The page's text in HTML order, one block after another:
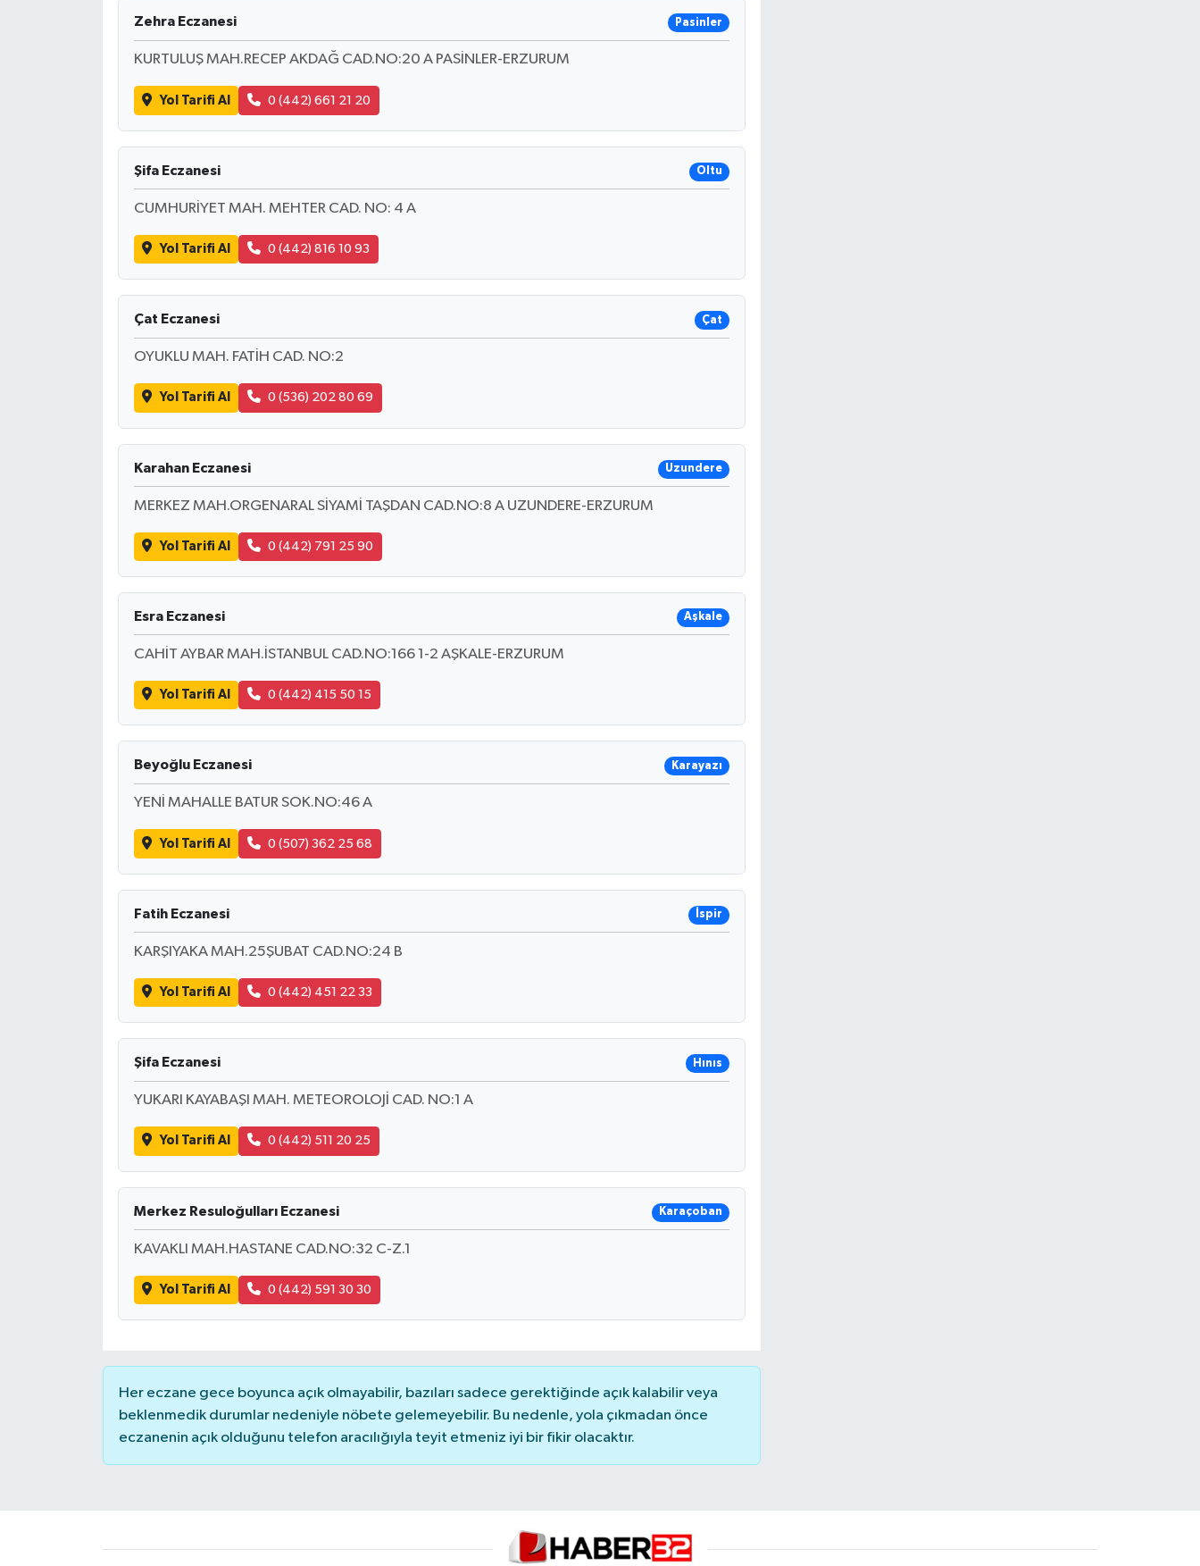
Zehra Eczanesi Pasinler
KURTULUŞ MAH.RECEP AKDAĞ CAD.NO:20 A PASİNLER-ERZURUM
Yol Tarifi Al 0 (442) 661 21 20
Şifa Eczanesi Oltu
CUMHURİYET MAH. MEHTER CAD. NO: 4 A
Yol Tarifi Al 0 (442) 816 10 93
Çat Eczanesi Çat
OYUKLU MAH. FATİH CAD. NO:2
Yol Tarifi Al 0 (536) 202 80 69
Karahan Eczanesi Uzundere
MERKEZ MAH.ORGENARAL SİYAMİ TAŞDAN CAD.NO:8 A UZUNDERE-ERZURUM
Yol Tarifi Al 0 (442) 791 25 90
Esra Eczanesi Aşkale
CAHİT AYBAR MAH.İSTANBUL CAD.NO:166 1-2 AŞKALE-ERZURUM
Yol Tarifi Al 0 (442) 415 50 15
Beyoğlu Eczanesi Karayazı
YENİ MAHALLE BATUR SOK.NO:46 A
Yol Tarifi Al 0 (507) 362 25 68
Fatih Eczanesi İspir
KARŞIYAKA MAH.25ŞUBAT CAD.NO:24 B
Yol Tarifi Al 0 (442) 451 22 33
Şifa Eczanesi Hınıs
YUKARI KAYABAŞI MAH. METEOROLOJİ CAD. NO:1 A
Yol Tarifi Al 0 (442) 511 20 25
Merkez Resuloğulları Eczanesi Karaçoban
KAVAKLI MAH.HASTANE CAD.NO:32 C-Z.1
Yol Tarifi Al 0 (442) 591 30 30
Her eczane gece boyunca açık olmayabilir, bazıları sadece gerektiğinde açık kalabilir veya
beklenmedik durumlar nedeniyle nöbete gelemeyebilir. Bu nedenle, yola çıkmadan önce
eczanenin açık olduğunu telefon aracılığıyla teyit etmeniz iyi bir fikir olacaktır.